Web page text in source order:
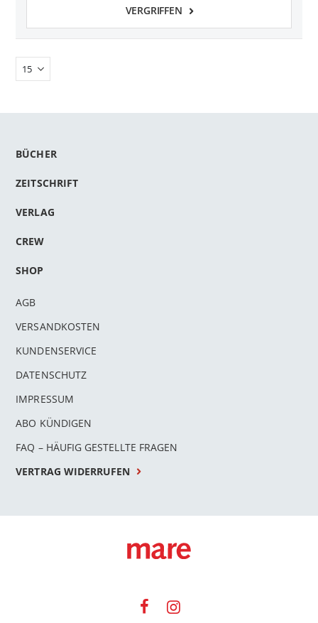
VERGRIFFEN
BÜCHER
ZEITSCHRIFT
VERLAG
CREW
SHOP
AGB
VERSANDKOSTEN
KUNDENSERVICE
DATENSCHUTZ
IMPRESSUM
ABO KÜNDIGEN
FAQ – HÄUFIG GESTELLTE FRAGEN
VERTRAG WIDERRUFEN